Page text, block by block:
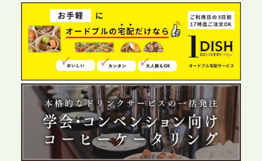
2026.6.4
プレスリリースのご案内｜夏の社内親睦が、配属後
の離職防止に。オフィスや会議室で縁日気分を味わ
う「お祭りケータリング」の提供を開始
2026.5.29
プレスリリースのご案内｜ケータリングのセカンド
テーブル、群馬前橋支社を設立。再開発やオフィス
展開が進む前橋エリアの企業ニーズに応え、高品質